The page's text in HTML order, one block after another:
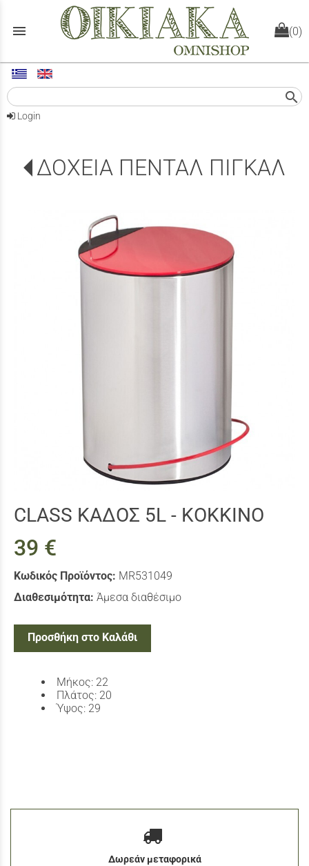
menu (0)
search
Login
ΔΟΧΕΙΑ ΠΕΝΤΑΛ ΠΙΓΚΑΛ
CLΑSS ΚΑΔΟΣ 5L - ΚΟΚΚΙΝΟ
39 €
Κωδικός Προϊόντος: MR531049
Διαθεσιμότητα: Άμεσα διαθέσιμο
Προσθήκη στο Καλάθι
Μήκος: 22
Πλάτος: 20
Ύψος: 29
Δωρεάν μεταφορικά